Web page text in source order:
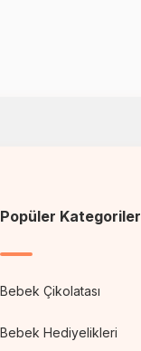
Popüler Kategoriler
Bebek Çikolatası
Bebek Hediyelikleri